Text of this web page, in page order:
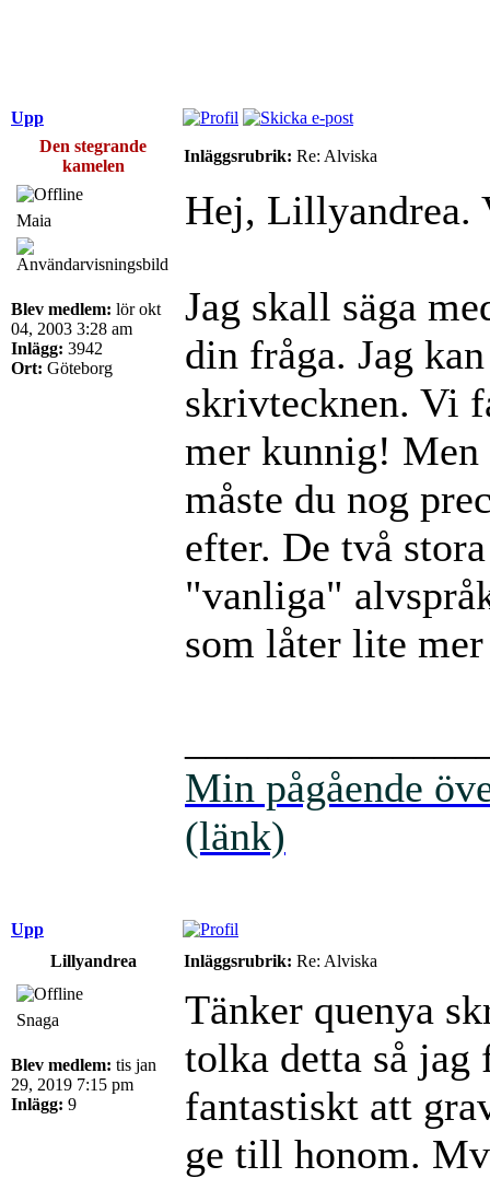
Upp
Den stegrande
kamelen
Inläggsrubrik: Re: Alviska
Maia
Blev medlem: lör okt
04, 2003 3:28 am
Inlägg: 3942
Ort: Göteborg
Hej, Lillyandrea.
Jag skall säga
din fråga. Jag
skrivtecknen. Vi
mer kunnig! Men
måste du nog
efter. De två
"vanliga"
som låter lite
Min pågående
(länk)
Upp
Lillyandrea
Inläggsrubrik: Re: Alviska
Snaga
Blev medlem: tis jan
29, 2019 7:15 pm
Inlägg: 9
Tänker quenya
tolka detta så jag
fantastiskt att
ge till honom.